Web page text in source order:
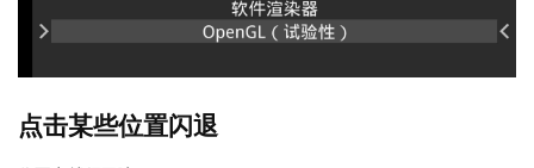
点击某些位置闪退